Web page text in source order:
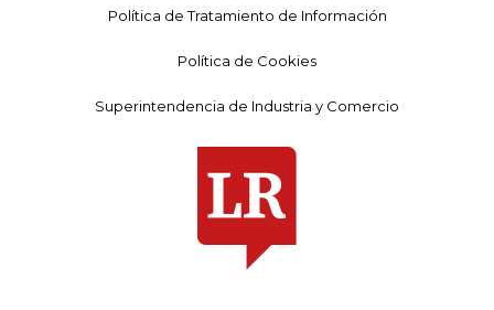
Política de Tratamiento de Información
Política de Cookies
Superintendencia de Industria y Comercio